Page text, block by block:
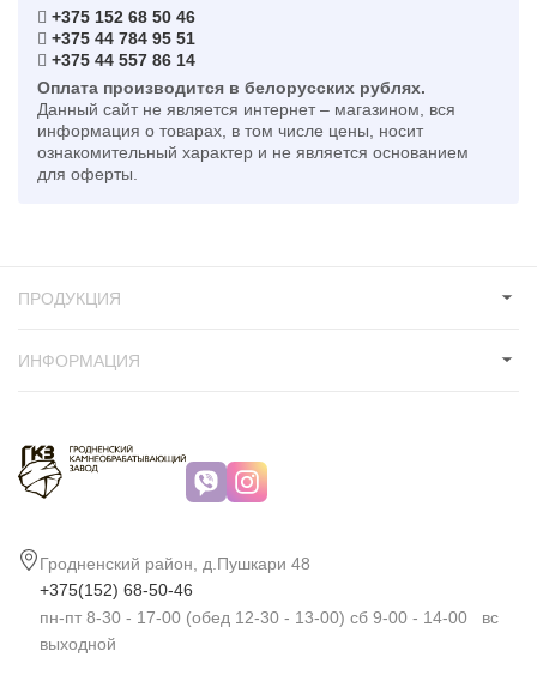
+375 152 68 50 46
+375 44 784 95 51
+375 44 557 86 14
Оплата производится в белорусских рублях.
Данный сайт не является интернет – магазином, вся
информация о товарах, в том числе цены, носит
ознакомительный характер и не является основанием
для оферты.
Гродненский район, д.Пушкари 48
+375(152) 68-50-46
пн-пт 8-30 - 17-00 (обед 12-30 - 13-00) сб 9-00 - 14-00 вс
выходной
ПРОДУКЦИЯ
ИНФОРМАЦИЯ